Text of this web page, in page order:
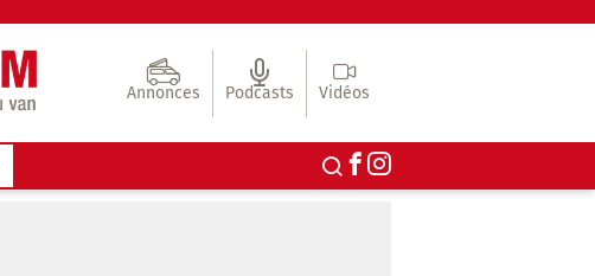
Annonces Podcasts Vidéos